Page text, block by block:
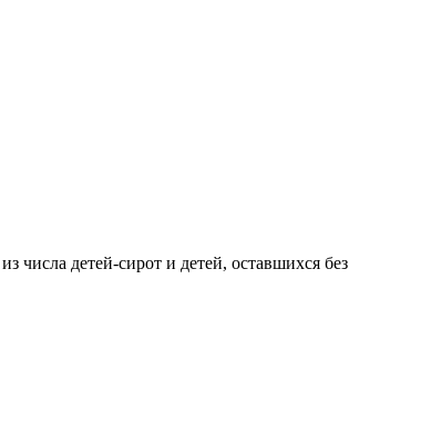
детей-сирот и детей, оставшихся без